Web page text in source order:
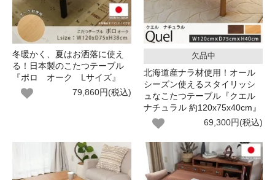
冬暖かく、夏はお洒落に使え
る！日本製のこたつテーブル
『ポロ オーク Lサイズ』
79,860円(税込)
欠品中
北海道産ナラ材使用！オール
シーズン使えるスタイリッシ
ュなこたつテーブル『クエル
ナチュラル 約120x75x40cm』
69,300円(税込)